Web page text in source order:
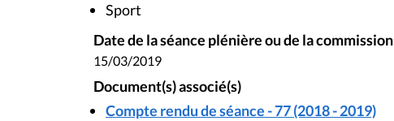
Sport
Date de la séance plénière ou de la commission
15/03/2019
Document(s) associé(s)
Compte rendu de séance - 77 (2018 - 2019)